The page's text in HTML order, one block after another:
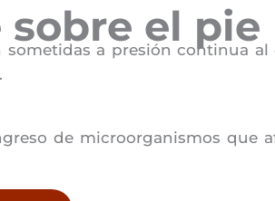
el pie
a presión continua al
de microorganismos que